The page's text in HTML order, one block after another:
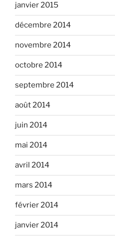
janvier 2015
décembre 2014
novembre 2014
octobre 2014
septembre 2014
août 2014
juin 2014
mai 2014
avril 2014
mars 2014
février 2014
janvier 2014